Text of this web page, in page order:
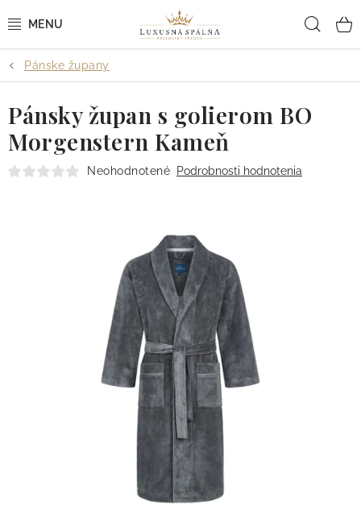
na
POSTEĽNÉ OBLIEČKY
POSTEĽNÉ PLACHTY
PREHOZY A PAPLÓNY
KÚPEĽŇA + WELLNESS
Doprava
Kontakt
Obchodné podmienky
Podmienky ochrany osobných údajov
Vrátenie tovaru
Pánske župany
Pánsky župan s golierom BO
Morgenstern Kameň
Neohodnotené Podrobnosti hodnotenia